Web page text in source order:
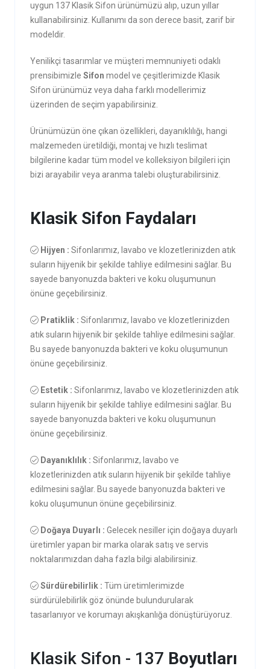
uygun 137 Klasik Sifon ürünümüzü alıp, uzun yıllar
kullanabilirsiniz. Kullanımı da son derece basit, zarif bir
modeldir.
Yenilikçi tasarımlar ve müşteri memnuniyeti odaklı
prensibimizle Sifon model ve çeşitlerimizde Klasik
Sifon ürünümüz veya daha farklı modellerimiz
üzerinden de seçim yapabilirsiniz.
Ürünümüzün öne çıkan özellikleri, dayanıklılığı, hangi
malzemeden üretildiği, montaj ve hızlı teslimat
bilgilerine kadar tüm model ve kolleksiyon bilgileri için
bizi arayabilir veya aranma talebi oluşturabilirsiniz.
Klasik Sifon Faydaları
Hijyen : Sifonlarımız, lavabo ve klozetlerinizden atık
suların hijyenik bir şekilde tahliye edilmesini sağlar. Bu
sayede banyonuzda bakteri ve koku oluşumunun
önüne geçebilirsiniz.
Pratiklik : Sifonlarımız, lavabo ve klozetlerinizden
atık suların hijyenik bir şekilde tahliye edilmesini sağlar.
Bu sayede banyonuzda bakteri ve koku oluşumunun
önüne geçebilirsiniz.
Estetik : Sifonlarımız, lavabo ve klozetlerinizden atık
suların hijyenik bir şekilde tahliye edilmesini sağlar. Bu
sayede banyonuzda bakteri ve koku oluşumunun
önüne geçebilirsiniz.
Dayanıklılık : Sifonlarımız, lavabo ve
klozetlerinizden atık suların hijyenik bir şekilde tahliye
edilmesini sağlar. Bu sayede banyonuzda bakteri ve
koku oluşumunun önüne geçebilirsiniz.
Doğaya Duyarlı : Gelecek nesiller için doğaya duyarlı
üretimler yapan bir marka olarak satış ve servis
noktalarımızdan daha fazla bilgi alabilirsiniz.
Sürdürebilirlik : Tüm üretimlerimizde
sürdürülebilirlik göz önünde bulundurularak
tasarlanıyor ve korumayı akışkanlığa dönüştürüyoruz.
Klasik Sifon - 137 Boyutları